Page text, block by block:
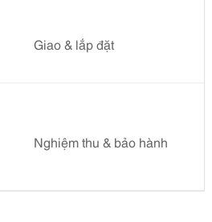
Giao & lắp đặt
Nghiệm thu & bảo hành